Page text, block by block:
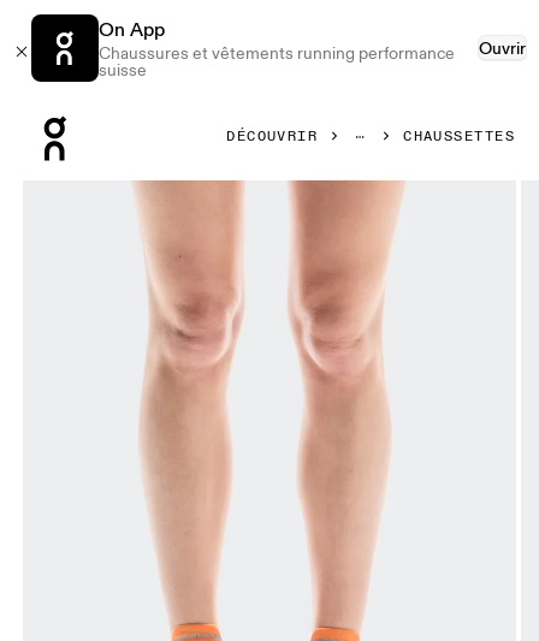
On App
Chaussures et vêtements running performance
suisse
Ouvrir
DÉCOUVRIR CHAUSSETTES
Image 1 de 3 de la galerie d’images On Performance Run